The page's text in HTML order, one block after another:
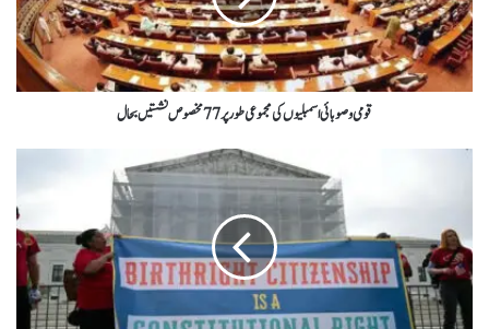
قومی و صوبائی اسمبلیوں کی مجموعی طور پر 77 مخصوص نشستیں بحال